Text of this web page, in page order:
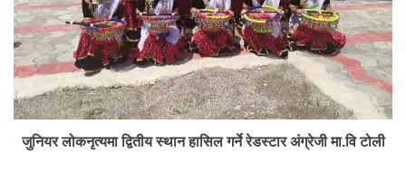
जुनियर लोकनृत्यमा द्वितीय स्थान हासिल गर्ने रेडस्टार अंग्रेजी मा.वि टोली